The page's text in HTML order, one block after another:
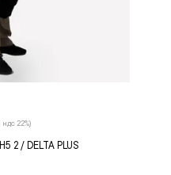
2 / DELTA PLUS
22%)